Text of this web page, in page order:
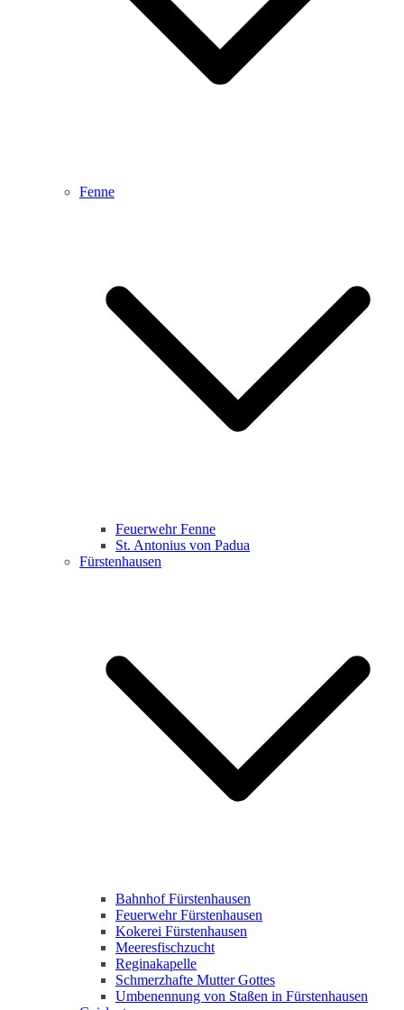
Fenne
Feuerwehr Fenne
St. Antonius von Padua
Fürstenhausen
Bahnhof Fürstenhausen
Feuerwehr Fürstenhausen
Kokerei Fürstenhausen
Meeresfischzucht
Reginakapelle
Schmerzhafte Mutter Gottes
Umbenennung von Staßen in Fürstenhausen